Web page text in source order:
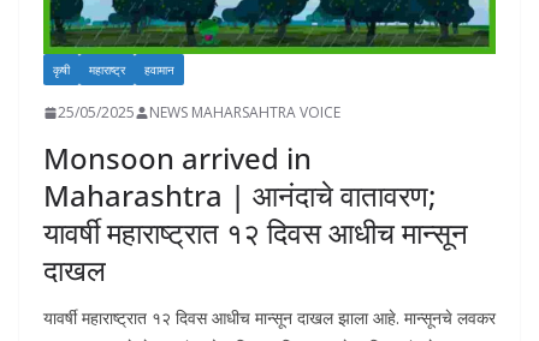
कृषी महाराष्ट्र हवामान
25/05/2025 NEWS MAHARSAHTRA VOICE
Monsoon arrived in
Maharashtra | आनंदाचे वातावरण;
यावर्षी महाराष्ट्रात १२ दिवस आधीच मान्सून
दाखल
यावर्षी महाराष्ट्रात १२ दिवस आधीच मान्सून दाखल झाला आहे. मान्सूनचे लवकर